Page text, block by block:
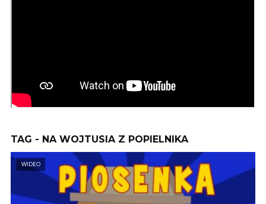
TAG - NA WOJTUSIA Z POPIELNIKA
WIDEO